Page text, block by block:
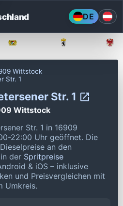
DE
Wittstock
Str. 1
Str. 1
Wittstock
Str. 1 in 16909
22:00 Uhr geöffnet. Die
an den
der Spritpreise
& iOS – inklusive
und Preisvergleichen mit
Umkreis.